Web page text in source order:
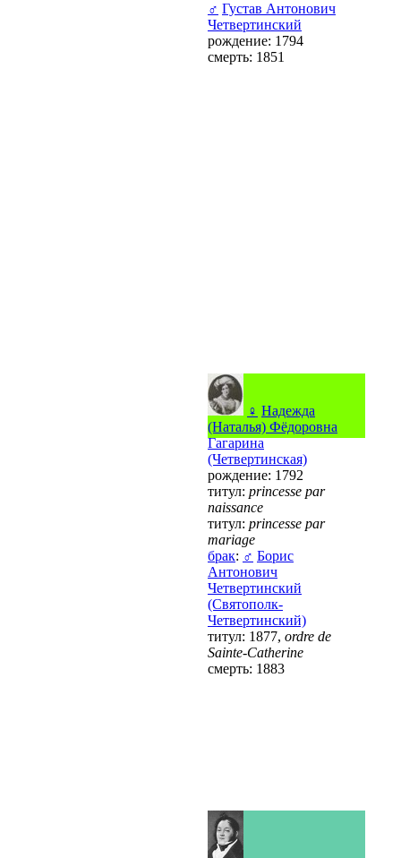
♂ Густав Антонович
Четвертинский
рождение: 1794
смерть: 1851
♀ Надежда
(Наталья) Фёдоровна
Гагарина
(Четвертинская)
рождение: 1792
титул: princesse par
naissance
титул: princesse par
mariage
брак: ♂ Борис
Антонович
Четвертинский
(Святополк-
Четвертинский)
титул: 1877, ordre de
Sainte-Catherine
смерть: 1883